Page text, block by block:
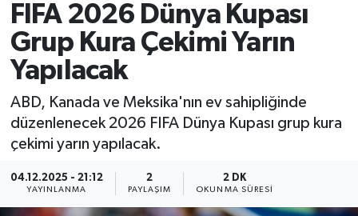
FIFA 2026 Dünya Kupası
Grup Kura Çekimi Yarın
Yapılacak
ABD, Kanada ve Meksika'nın ev sahipliğinde
düzenlenecek 2026 FIFA Dünya Kupası grup kura
çekimi yarın yapılacak.
04.12.2025 - 21:12
YAYINLANMA
2
PAYLAŞIM
2 DK
OKUNMA SÜRESI